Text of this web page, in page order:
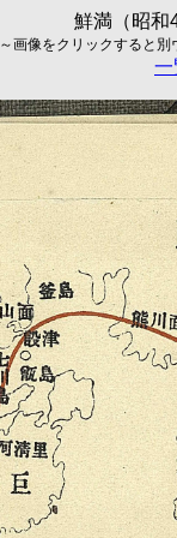
鮮満（昭和
～画像をクリックすると
一